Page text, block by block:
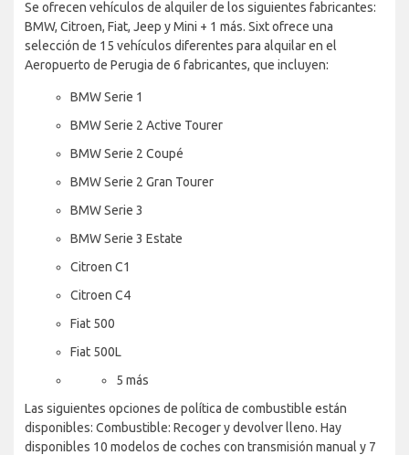
Se ofrecen vehículos de alquiler de los siguientes fabricantes:
BMW, Citroen, Fiat, Jeep y Mini + 1 más. Sixt ofrece una
selección de 15 vehículos diferentes para alquilar en el
Aeropuerto de Perugia de 6 fabricantes, que incluyen:
BMW Serie 1
BMW Serie 2 Active Tourer
BMW Serie 2 Coupé
BMW Serie 2 Gran Tourer
BMW Serie 3
BMW Serie 3 Estate
Citroen C1
Citroen C4
Fiat 500
Fiat 500L
5 más
Las siguientes opciones de política de combustible están
disponibles: Combustible: Recoger y devolver lleno. Hay
disponibles 10 modelos de coches con transmisión manual y 7